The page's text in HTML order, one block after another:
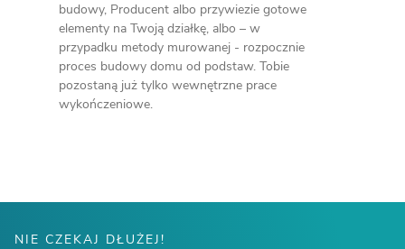
budowy, Producent albo przywiezie gotowe
elementy na Twoją działkę, albo – w
przypadku metody murowanej - rozpocznie
proces budowy domu od podstaw. Tobie
pozostaną już tylko wewnętrzne prace
wykończeniowe.
NIE CZEKAJ DŁUŻEJ!